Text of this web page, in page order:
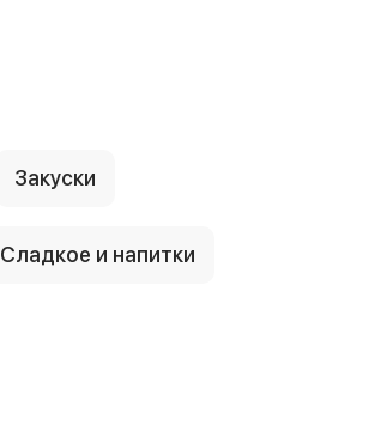
Закуски
Сладкое и напитки